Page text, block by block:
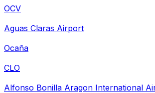
OCV
Aguas Claras Airport
Ocaña
CLO
Alfonso Bonilla Aragon International